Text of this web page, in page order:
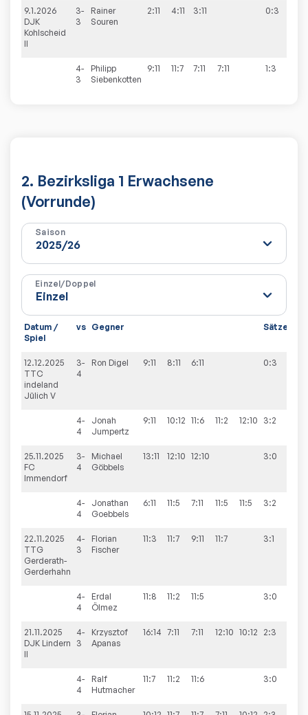
9.1.2026
DJK
Kohlscheid
II
3-
3
Rainer
Souren
2:11 4:11 3:11 0:3
4-
3
Philipp
Siebenkotten
9:11 11:7 7:11 7:11 1:3
2. Bezirksliga 1 Erwachsene
(Vorrunde)
Saison
Einzel/Doppel
Datum /
Spiel
vs Gegner Sätze
12.12.2025
TTC
indeland
Jülich V
3-
4
Ron Digel 9:11 8:11 6:11 0:3
4-
4
Jonah
Jumpertz
9:11 10:12 11:6 11:2 12:10 3:2
25.11.2025
FC
Immendorf
3-
4
Michael
Göbbels
13:11 12:10 12:10 3:0
4-
4
Jonathan
Goebbels
6:11 11:5 7:11 11:5 11:5 3:2
22.11.2025
TTG
Gerderath-
Gerderhahn
4-
3
Florian
Fischer
11:3 11:7 9:11 11:7 3:1
4-
4
Erdal
Ölmez
11:8 11:2 11:5 3:0
21.11.2025
DJK Lindern
II
4-
3
Krzysztof
Apanas
16:14 7:11 7:11 12:10 10:12 2:3
4-
4
Ralf
Hutmacher
11:7 11:2 11:6 3:0